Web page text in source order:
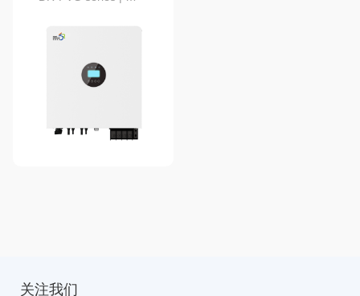
关注我们